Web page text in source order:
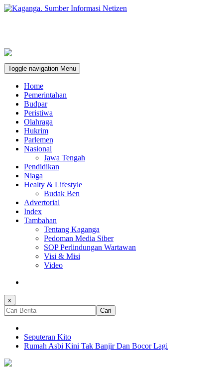
Toggle navigation Menu
Home
Pemerintahan
Budpar
Peristiwa
Olahraga
Hukrim
Parlemen
Nasional
Jawa Tengah
Pendidikan
Niaga
Healty & Lifestyle
Budak Ben
Advertorial
Index
Tambahan
Tentang Kaganga
Pedoman Media Siber
SOP Perlindungan Wartawan
Visi & Misi
Video
x
Cari
Seputeran Kito
Rumah Asbi Kini Tak Banjir Dan Bocor Lagi